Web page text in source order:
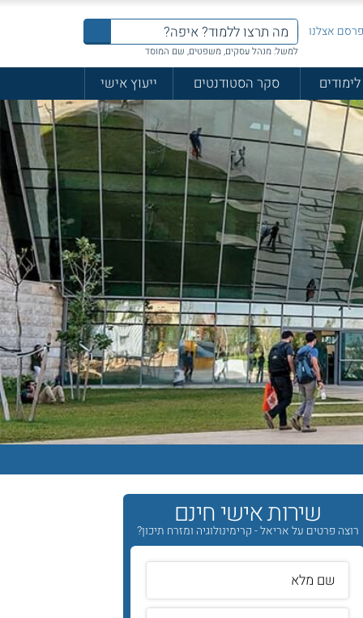
אצלנו
למשל: מנהל עסקים, משפטים, שם המוסד
סקר הסטודנטים ייעוץ אישי
שירות אישי חינם
רוצה פרטים על אריאל - קרימינולוגיה ומזרח תיכון?